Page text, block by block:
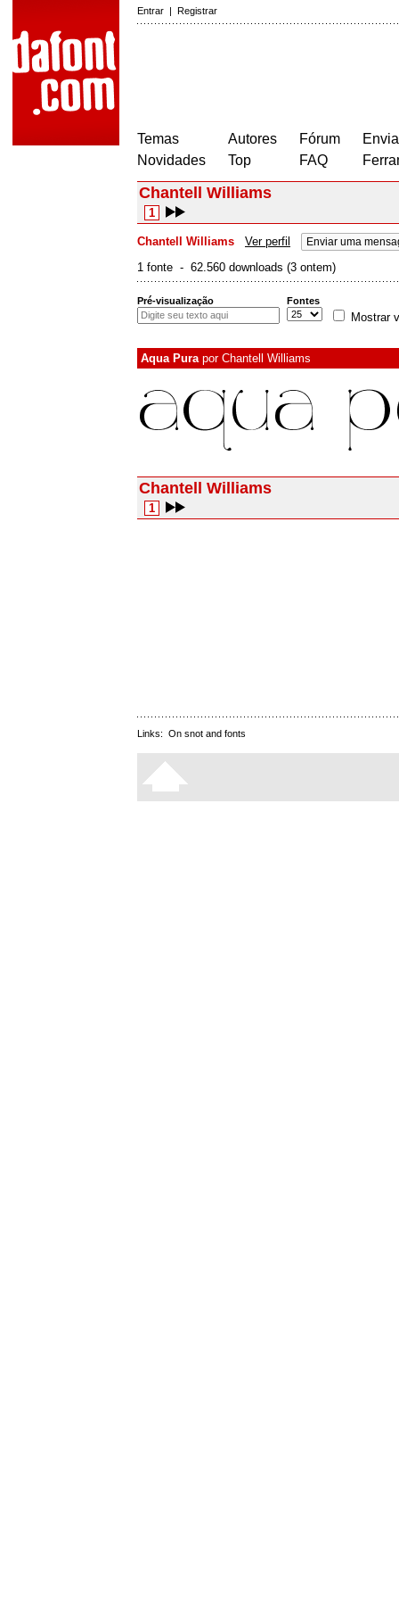
Entrar | Registrar
Temas
Novidades
Autores
Top
Fórum
FAQ
Chantell Williams
1
Chantell Williams Ver perfil Enviar uma
1 fonte - 62.560 downloads (3 ontem)
Pré-visualização Fontes
Mostrar
Aqua Purapor Chantell Williams
Chantell Williams
1
Links: On snot and fonts